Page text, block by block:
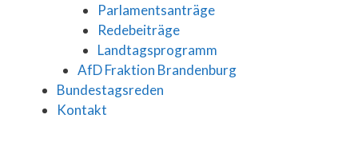
Parlamentsanträge
Redebeiträge
Landtagsprogramm
AfD Fraktion Brandenburg
Bundestagsreden
Kontakt